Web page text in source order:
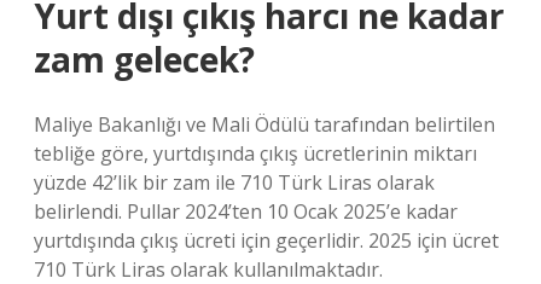
Yurt dışı çıkış harcı ne kadar
zam gelecek?
Maliye Bakanlığı ve Mali Ödülü tarafından belirtilen
tebliğe göre, yurtdışında çıkış ücretlerinin miktarı
yüzde 42’lik bir zam ile 710 Türk Liras olarak
belirlendi. Pullar 2024’ten 10 Ocak 2025’e kadar
yurtdışında çıkış ücreti için geçerlidir. 2025 için ücret
710 Türk Liras olarak kullanılmaktadır.